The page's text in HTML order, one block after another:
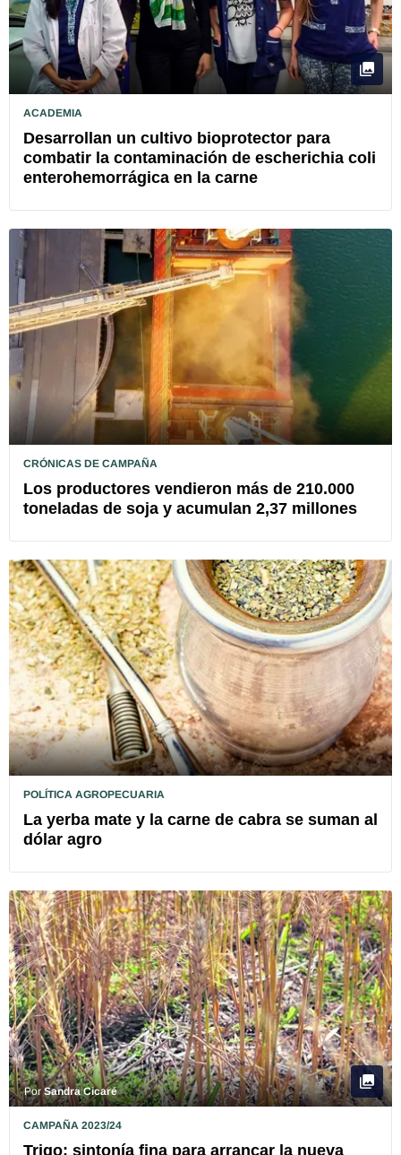
ACADEMIA
Desarrollan un cultivo bioprotector para
combatir la contaminación de escherichia coli
enterohemorrágica en la carne
CRÓNICAS DE CAMPAÑA
Los productores vendieron más de 210.000
toneladas de soja y acumulan 2,37 millones
POLÍTICA AGROPECUARIA
La yerba mate y la carne de cabra se suman al
dólar agro
PorSandra Cicaré
CAMPAÑA 2023/24
Trigo: sintonía fina para arrancar la nueva